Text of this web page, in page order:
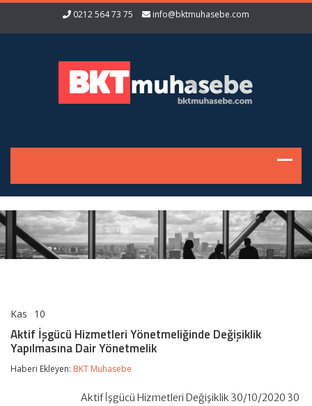
0212 564 73 75 info@bktmuhasebe.com
Kas 10
Hizmetleri
Yönetmeliğinde
Yapılmasına
Yönetmelik
Aktif İşgücü Hizmetleri Yönetmeliğinde Değişiklik
Yapılmasına Dair Yönetmelik
Haberi Ekleyen: BKT Muhasebe
Aktif İşgücü Hizmetleri Değişiklik 30/10/2020 30